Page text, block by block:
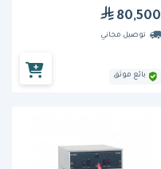
80,500
توصيل مجاني
بائع موثق